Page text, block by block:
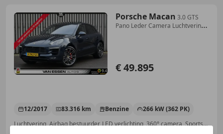
Porsche Macan 3.0 GTS
Pano Leder Camera Luchtvering
€ 49.895
12/2017 83.316 km Benzine
266 kW (362 PK)
Luchtvering, Airbag bestuurder, LED verlichting, 360° camera, Sportstoelen, Alarm, Stoelverwarming, Verkeersbordherkenning